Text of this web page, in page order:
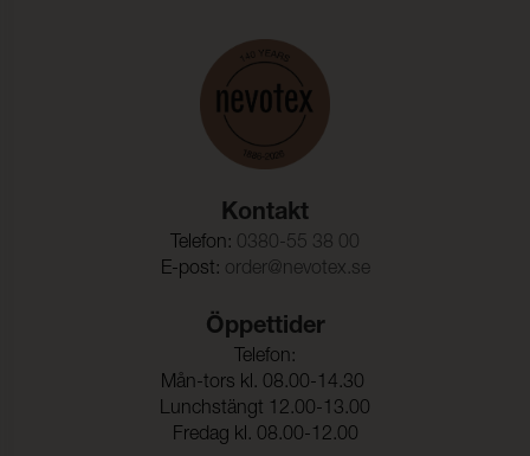
Kontakt
Telefon: 0380-55 38 00
E-post: order@nevotex.se
Öppettider
Telefon:
Mån-tors kl. 08.00-14.30
Lunchstängt 12.00-13.00
Fredag kl. 08.00-12.00